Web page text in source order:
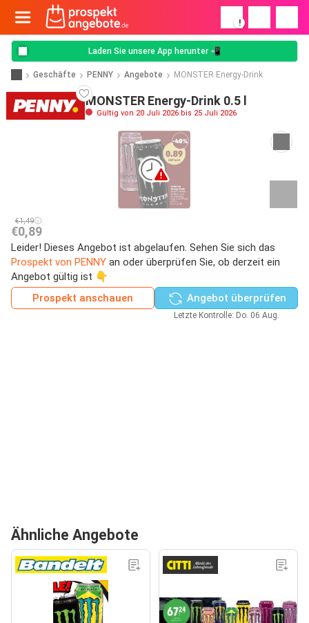
!
Laden Sie unsere App herunter 📲
Geschäfte PENNY Angebote MONSTER Energy-Drink
MONSTER Energy-Drink 0.5 l
Gültig von 20 Juli 2026 bis 25 Juli 2026
€1,49
€0,89
Leider! Dieses Angebot ist abgelaufen. Sehen Sie sich das
Prospekt von PENNY an oder überprüfen Sie, ob derzeit ein
Angebot gültig ist 👇
Prospekt anschauen
Angebot überprüfen
Letzte Kontrolle: Do. 06 Aug.
Ähnliche Angebote